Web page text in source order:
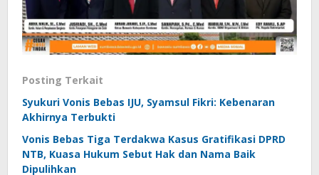
Posting Terkait
Syukuri Vonis Bebas IJU, Syamsul Fikri: Kebenaran
Akhirnya Terbukti
Vonis Bebas Tiga Terdakwa Kasus Gratifikasi DPRD
NTB, Kuasa Hukum Sebut Hak dan Nama Baik
Dipulihkan